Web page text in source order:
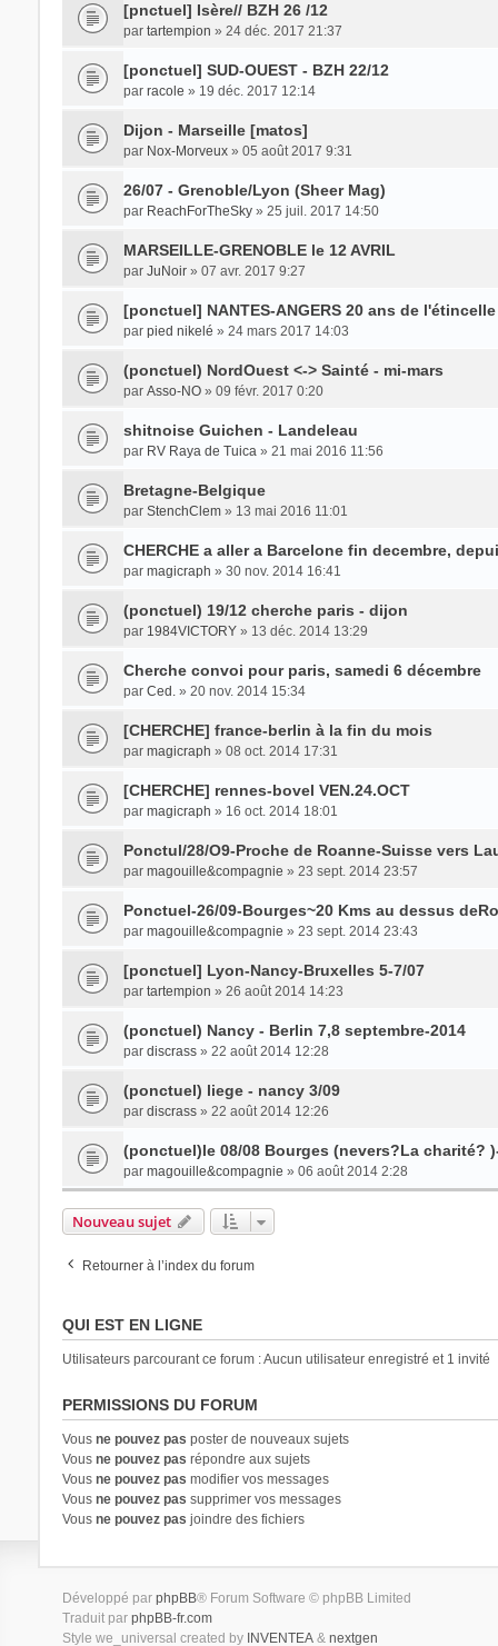
[pnctuel] Isère// BZH 26 /12
par tartempion » 24 déc. 2017 21:37
[ponctuel] SUD-OUEST - BZH 22/12
par racole » 19 déc. 2017 12:14
Dijon - Marseille [matos]
par Nox-Morveux» 05 août 2017 9:31
26/07 - Grenoble/Lyon (Sheer Mag)
par ReachForTheSky» 25 juil. 2017 14:50
MARSEILLE-GRENOBLE le 12 AVRIL
par JuNoir» 07 avr. 2017 9:27
[ponctuel] NANTES-ANGERS 20 ans de l'étincelle
par pied nikelé » 24 mars 2017 14:03
(ponctuel) NordOuest <-> Sainté - mi-mars
par Asso-NO» 09 févr. 2017 0:20
shitnoise Guichen - Landeleau
par RV Raya de Tuica» 21 mai 2016 11:56
Bretagne-Belgique
par StenchClem» 13 mai 2016 11:01
CHERCHE a aller a Barcelone fin decembre,
par magicraph » 30 nov. 2014 16:41
(ponctuel) 19/12 cherche paris - dijon
par 1984VICTORY» 13 déc. 2014 13:29
Cherche convoi pour paris, samedi 6 décembre
par Ced.» 20 nov. 2014 15:34
[CHERCHE] france-berlin à la fin du mois
par magicraph » 08 oct. 2014 17:31
[CHERCHE] rennes-bovel VEN.24.OCT
par magicraph » 16 oct. 2014 18:01
Ponctul/28/O9-Proche de Roanne-Suisse vers
par magouille&compagnie » 23 sept. 2014 23:57
Ponctuel-26/09-Bourges~20 Kms au dessus
par magouille&compagnie » 23 sept. 2014 23:43
[ponctuel] Lyon-Nancy-Bruxelles 5-7/07
par tartempion » 26 août 2014 14:23
(ponctuel) Nancy - Berlin 7,8 septembre-2014
par discrass» 22 août 2014 12:28
(ponctuel) liege - nancy 3/09
par discrass» 22 août 2014 12:26
(ponctuel)le 08/08 Bourges (nevers?La charité?
par magouille&compagnie » 06 août 2014 2:28
Nouveau sujet
Retourner à l’index du forum
QUI EST EN LIGNE
Utilisateurs parcourant ce forum : Aucun utilisateur enregistré et 1 invité
PERMISSIONS DU FORUM
Vous ne pouvez pas poster de nouveaux sujets
Vous ne pouvez pas répondre aux sujets
Vous ne pouvez pas modifier vos messages
Vous ne pouvez pas supprimer vos messages
Vous ne pouvez pas joindre des fichiers
Développé par phpBB® Forum Software © phpBB Limited
Traduit par phpBB-fr.com
Style we_universal created by INVENTEA& nextgen